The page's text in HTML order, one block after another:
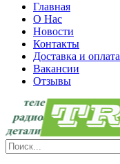
Главная
О Нас
Новости
Контакты
Доставка и оплата
Вакансии
Отзывы